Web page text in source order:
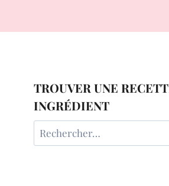
TROUVER UNE
INGRÉDIENT
Rechercher :